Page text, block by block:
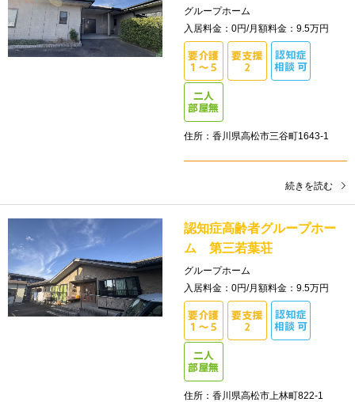
グループホーム
入居料金：0円/月額料金：9.5万円
住所：香川県高松市三谷町1643-1
続きを読む
認知症高齢者グループホー
ム 第三若葉荘
グループホーム
入居料金：0円/月額料金：9.5万円
住所：香川県高松市上林町822-1